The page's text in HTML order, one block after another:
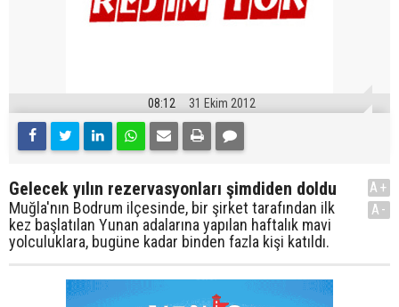
08:12 31 Ekim 2012
Gelecek yılın rezervasyonları şimdiden doldu
Muğla'nın Bodrum ilçesinde, bir şirket tarafından ilk
kez başlatılan Yunan adalarına yapılan haftalık mavi
yolculuklara, bugüne kadar binden fazla kişi katıldı.
A+
A-